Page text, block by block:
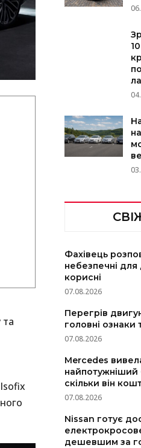
та
Фахівець
небезпечні для
корисні
07.08.2026
Перегрів
головні ознаки
07.08.2026
Mercedes
найпотужніший
скільки він
07.08.2026
Nissan готує
дешевшим за